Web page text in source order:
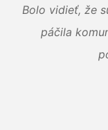
Bolo vidieť, že
páčila